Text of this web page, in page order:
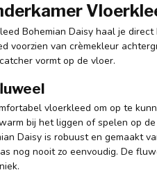
Bohemian Daisy haal je
voorzien van crèmekleur
vormt op de vloer.
vloerkleed om op te
bij het liggen of spelen op
Daisy is robuust en gemaakt
nog nooit zo eenvoudig. De